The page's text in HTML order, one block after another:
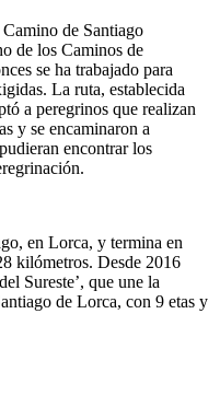
de Santiago
de los Caminos de
se ha trabajado para
La ruta, establecida
a peregrinos que realizan
y se encaminaron a
encontrar los
en Lorca, y termina en
kilómetros. Desde 2016
Sureste’, que une la
de Lorca, con 9 etas y